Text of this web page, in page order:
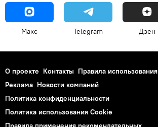
Макс Telegram Дзен
О проекте Контакты Правила использования
Реклама Новости компаний
Политика конфиденциальности
Политика использования Cookie